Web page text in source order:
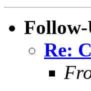
Follow-
Re: